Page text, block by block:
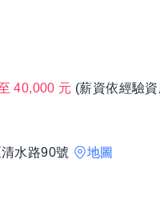
40,000 元 (薪資依經驗
水路90號 地圖